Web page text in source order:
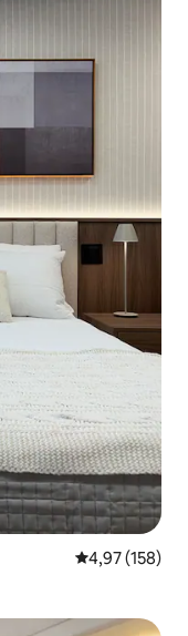
4,97 av 5 i
4,97 (158)